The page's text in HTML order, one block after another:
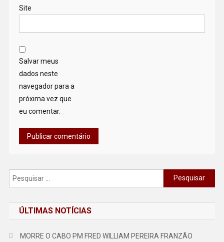
Site
Salvar meus
dados neste
navegador para a
próxima vez que
eu comentar.
Pesquisar
por:
ÚLTIMAS NOTÍCIAS
MORRE O CABO PM FRED WILLIAM PEREIRA FRANZÃO